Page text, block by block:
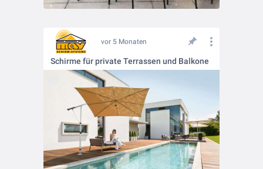
vor 5 Monaten
Schirme für private Terrassen und Balkone